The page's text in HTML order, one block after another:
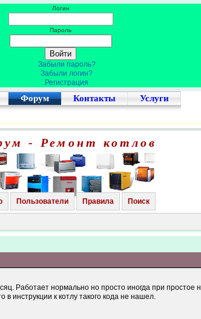
Логин
Пароль
Забыли пароль?
Забыли логин?
Регистрация
Форум Контакты Услуги
- Ремонт котлов
Пользователи Правила Поиск
Работает нормально но просто иногда при простое
инструкции к котлу такого кода не нашел.